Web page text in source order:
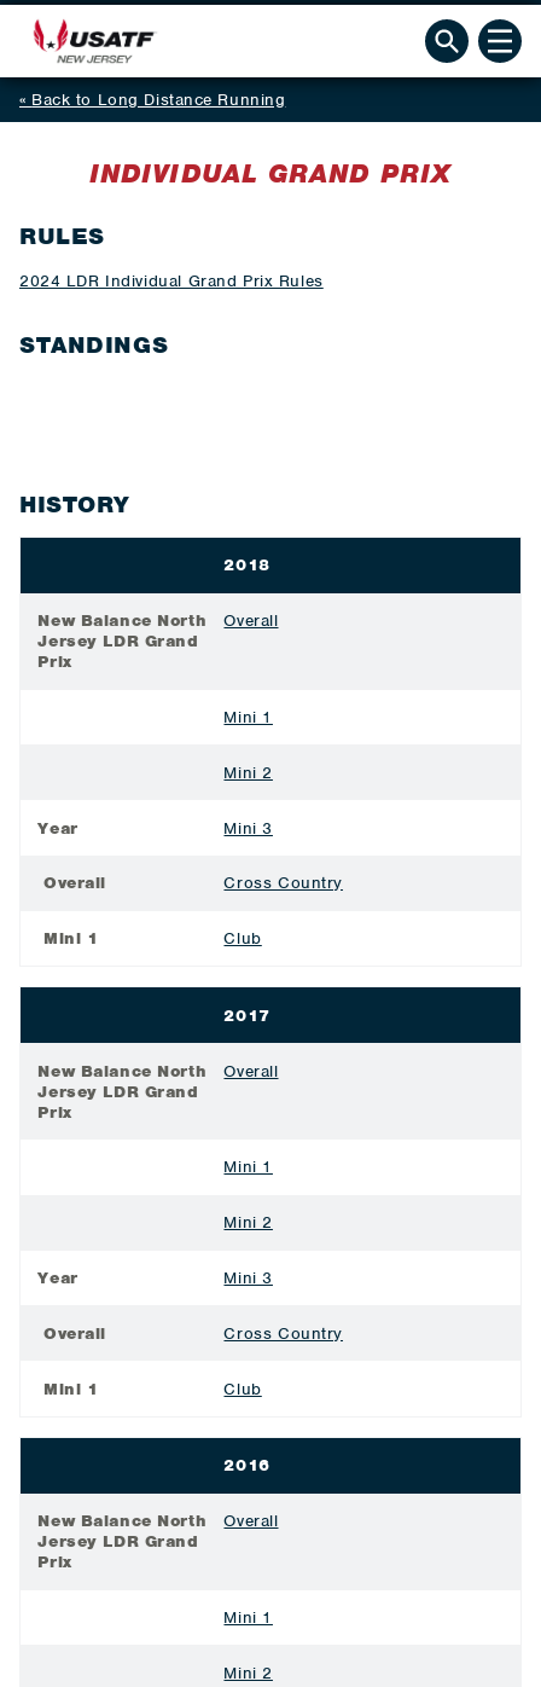
Back to Long Distance Running
INDIVIDUAL GRAND PRIX
RULES
2024 LDR Individual Grand Prix Rules
STANDINGS
HISTORY
2018
New Balance North
Jersey LDR Grand
Prix
Overall
Mini 1
Mini 2
Year Mini 3
Overall Cross Country
Mini 1 Club
2017
New Balance North
Jersey LDR Grand
Prix
Overall
Mini 1
Mini 2
Year Mini 3
Overall Cross Country
Mini 1 Club
2016
New Balance North
Jersey LDR Grand
Prix
Overall
Mini 1
Mini 2